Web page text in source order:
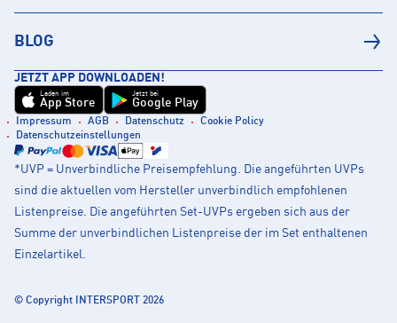
BLOG
JETZT APP DOWNLOADEN!
Laden im
App Store
Jetzt bei
Google Play
Impressum AGB Datenschutz
Cookie Policy
Datenschutzeinstellungen
*UVP = Unverbindliche Preisempfehlung. Die angeführten UVPs
sind die aktuellen vom Hersteller unverbindlich empfohlenen
Listenpreise. Die angeführten Set-UVPs ergeben sich aus der
Summe der unverbindlichen Listenpreise der im Set enthaltenen
Einzelartikel.
© Copyright INTERSPORT 2026